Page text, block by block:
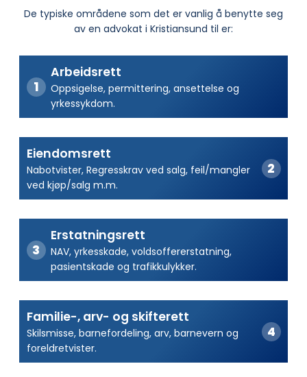
De typiske områdene som det er vanlig å benytte seg
av en advokat i Kristiansund til er:
Arbeidsrett
Oppsigelse, permittering, ansettelse og
yrkessykdom.
Eiendomsrett
Nabotvister, Regresskrav ved salg, feil/mangler
ved kjøp/salg m.m.
Erstatningsrett
NAV, yrkesskade, voldsoffererstatning,
pasientskade og trafikkulykker.
Familie-, arv- og skifterett
Skilsmisse, barnefordeling, arv, barnevern og
foreldretvister.